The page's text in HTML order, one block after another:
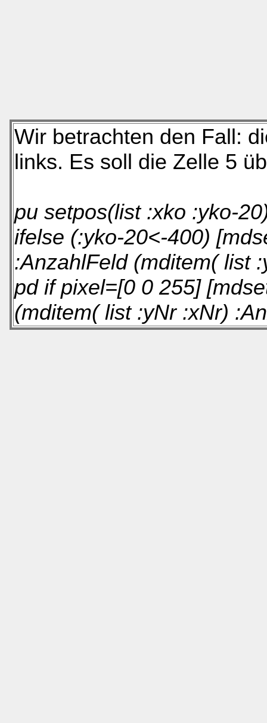
Wir betrachten den Fall:
links. Es soll die Zelle 5
pu setpos(list :xko :yko-
ifelse (:yko-20<-400)
:AnzahlFeld (mditem( list
pd if pixel=[0 0 255]
(mditem( list :yNr :xNr)